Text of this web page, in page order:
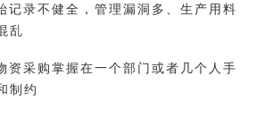
记录不健全，管理漏洞多、生产用料
乱
资采购掌握在一个部门或者几个人手
制约